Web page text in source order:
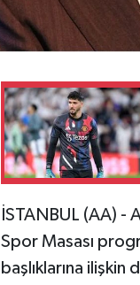
İSTANBUL (AA) -
Spor Masası
başlıklarına